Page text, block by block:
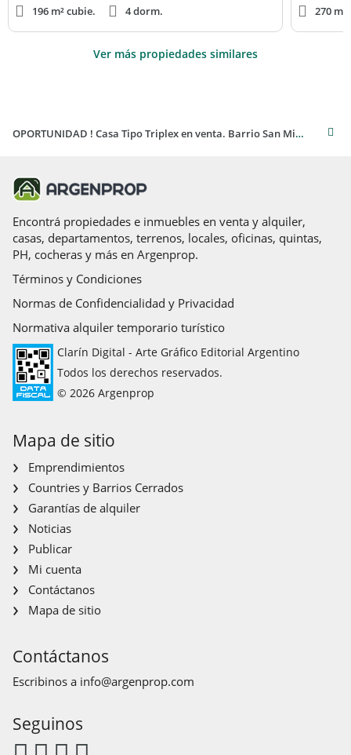
196 m² cubie. 4 dorm. 270
Ver más propiedades similares
OPORTUNIDAD ! Casa Tipo Triplex en venta. Barrio San Miguel. San Miguel
Encontrá propiedades e inmuebles en venta y alquiler,
casas, departamentos, terrenos, locales, oficinas, quintas,
PH, cocheras y más en Argenprop.
Términos y Condiciones
Normas de Confidencialidad y Privacidad
Normativa alquiler temporario turístico
Clarín Digital - Arte Gráfico Editorial Argentino
Todos los derechos reservados.
© 2026 Argenprop
Mapa de sitio
Emprendimientos
Countries y Barrios Cerrados
Garantías de alquiler
Noticias
Publicar
Mi cuenta
Contáctanos
Mapa de sitio
Contáctanos
Escribinos a info@argenprop.com
Seguinos